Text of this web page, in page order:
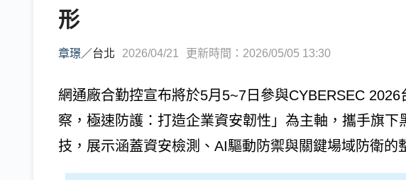
形
章璟／台北 2026/04/21 更新時間：2026/05/05 13:30
網通廠合勤控宣布將於5月5~7日參與CYBERSEC
察，極速防護：打造企業資安韌性」為主軸，攜手旗
技，展示涵蓋資安檢測、AI驅動防禦與關鍵場域防衛的